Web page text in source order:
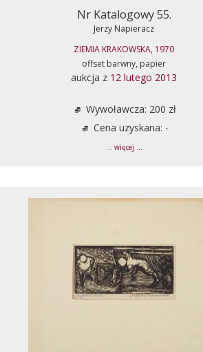
Nr Katalogowy 55.
Jerzy Napieracz
ZIEMIA KRAKOWSKA, 1970
offset barwny, papier
aukcja z 12 lutego 2013
Wywoławcza: 200 zł
Cena uzyskana: -
... więcej ...